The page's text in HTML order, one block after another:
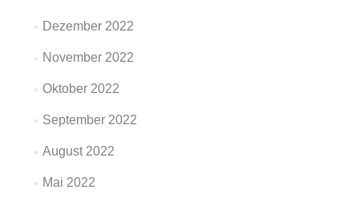
Dezember 2022
November 2022
Oktober 2022
September 2022
August 2022
Mai 2022